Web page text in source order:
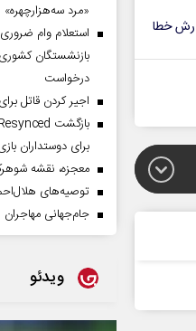
خطا
«مرد سه‌هزارچهره»
بازنشستگان
درخواست
اجیر کردن قاتل
برای دوستداران
معجزه، نقشه
توصیه‌های
جام‌جهانی مهاجران
ویدئو